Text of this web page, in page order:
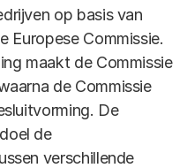
op basis van
Europese Commissie.
maakt de Commissie
de Commissie
De
de
verschillende